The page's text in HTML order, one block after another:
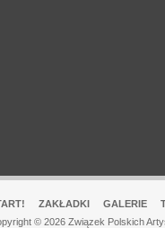
ZAKŁADKI GALERIE
© 2026 Związek Polskich